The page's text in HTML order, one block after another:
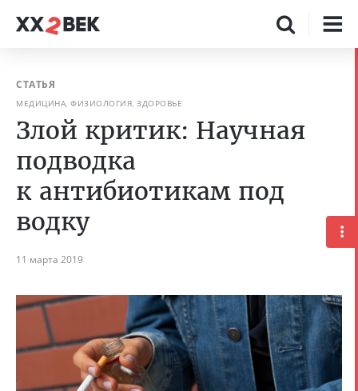
СТАТЬЯ
МЕДИЦИНА, ФИЗИОЛОГИЯ, ЗДОРОВЬЕ
Злой критик: Научная
подводка
к антибиотикам под
водку
11 марта 2019